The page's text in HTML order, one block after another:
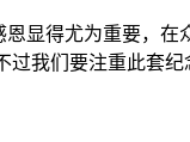
显得尤为重要，
过我们要注重此套纪